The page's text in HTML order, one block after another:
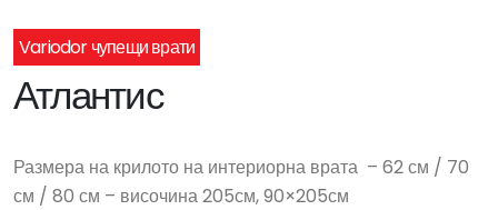
Variodor чупещи врати
Атлантис
Размера на крилото на интериорна врата – 62 см / 70
см / 80 см – височина 205см, 90×205см